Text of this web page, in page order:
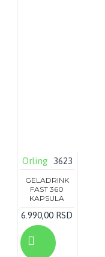
Orling 3623
GELADRINK
FAST 360
KAPSULA
6.990,00 RSD